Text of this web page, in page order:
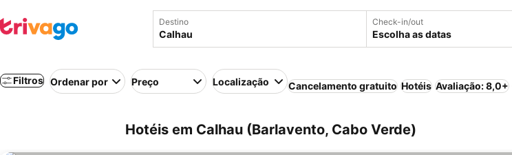
Destino Check-in/out
Escolha as datas
Filtros Ordenar por Preço Localização Cancelamento gratuito Hotéis Avaliação: 8,0+
Hotéis em Calhau (Barlavento, Cabo Verde)